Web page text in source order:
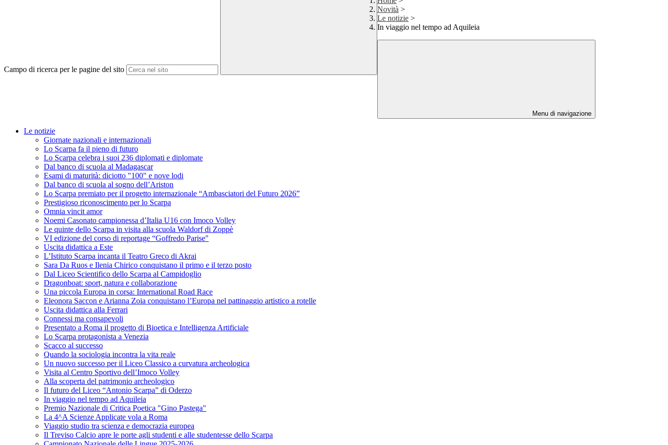
Campo di ricerca per le pagine del sito
Novità >
Le notizie >
In viaggio nel tempo ad Aquileia
Menu di navigazione
Le notizie
Giornate nazionali e internazionali
Lo Scarpa fa il pieno di futuro
Lo Scarpa celebra i suoi 236 diplomati e diplomate
Dal banco di scuola al Madagascar
Esami di maturità: diciotto "100" e nove lodi
Dal banco di scuola al sogno dell’Ariston
Lo Scarpa premiato per il progetto internazionale “Ambasciatori del Futuro 2026”
Prestigioso riconoscimento per lo Scarpa
Omnia vincit amor
Noemi Casonato campionessa d’Italia U16 con Imoco Volley
Le quinte dello Scarpa in visita alla scuola Waldorf di Zoppè
VI edizione del corso di reportage “Goffredo Parise"
Uscita didattica a Este
L’Istituto Scarpa incanta il Teatro Greco di Akrai
Sara Da Ruos e Ilenia Chirico conquistano il primo e il terzo posto
Dal Liceo Scientifico dello Scarpa al Campidoglio
Dragonboat: sport, natura e collaborazione
Una piccola Europa in corsa: International Road Race
Eleonora Saccon e Arianna Zoia conquistano l’Europa nel pattinaggio artistico a rotelle
Uscita didattica alla Ferrari
Connessi ma consapevoli
Presentato a Roma il progetto di Bioetica e Intelligenza Artificiale
Lo Scarpa protagonista a Venezia
Scacco al successo
Quando la sociologia incontra la vita reale
Un nuovo successo per il Liceo Classico a curvatura archeologica
Visita al Centro Sportivo dell’Imoco Volley
Alla scoperta del patrimonio archeologico
Il futuro del Liceo “Antonio Scarpa” di Oderzo
In viaggio nel tempo ad Aquileia
Premio Nazionale di Critica Poetica "Gino Pastega"
La 4^A Scienze Applicate vola a Roma
Viaggio studio tra scienza e democrazia europea
Il Treviso Calcio apre le porte agli studenti e alle studentesse dello Scarpa